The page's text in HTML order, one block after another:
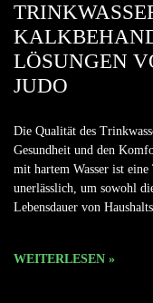
LÖSUNGEN
JUDO
Die Qualität des
Gesundheit und den
mit hartem Wasser ist
unerlässlich, um sowohl
Lebensdauer von
WEITERLESEN »